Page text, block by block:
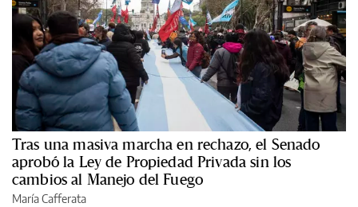
Tras una masiva marcha en rechazo, el Senado
aprobó la Ley de Propiedad Privada sin los
cambios al Manejo del Fuego
María Cafferata